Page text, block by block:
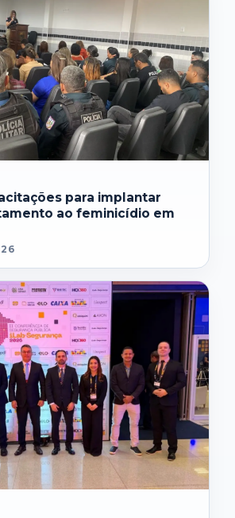
para implantar
ao feminicídio em